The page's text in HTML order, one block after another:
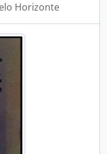
Horizonte